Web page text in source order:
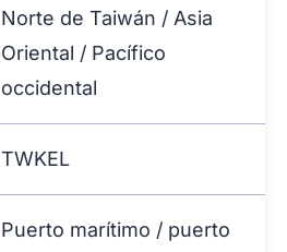
Norte de Taiwán / Asia
Oriental / Pacífico
occidental
TWKEL
Puerto marítimo / puerto